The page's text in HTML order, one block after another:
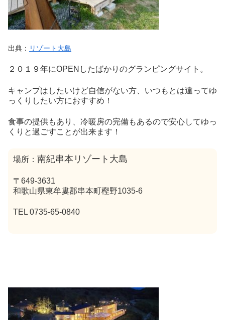
出典： リゾート大島
２０１９年にOPENしたばかりのグランピングサイト。
キャンプはしたいけど自信がない方、いつもとは違ってゆ
っくりしたい方におすすめ！
食事の提供もあり、冷暖房の完備もあるので安心してゆっ
くりと過ごすことが出来ます！
場所： 南紀串本リゾート大島
〒649-3631
和歌山県東牟婁郡串本町樫野1035‐6
TEL 0735-65-0840